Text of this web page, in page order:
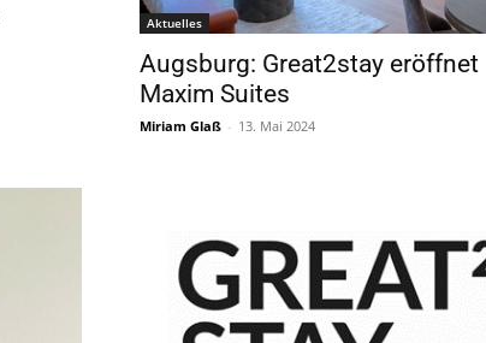
Aktuelles
Augsburg: Great2stay eröffnet
Maxim Suites
Miriam Glaß - 13. Mai 2024